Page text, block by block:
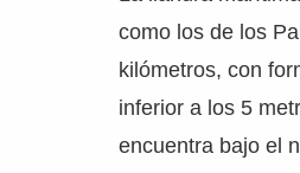
como los de los
kilómetros, con
inferior a los 5
encuentra bajo el